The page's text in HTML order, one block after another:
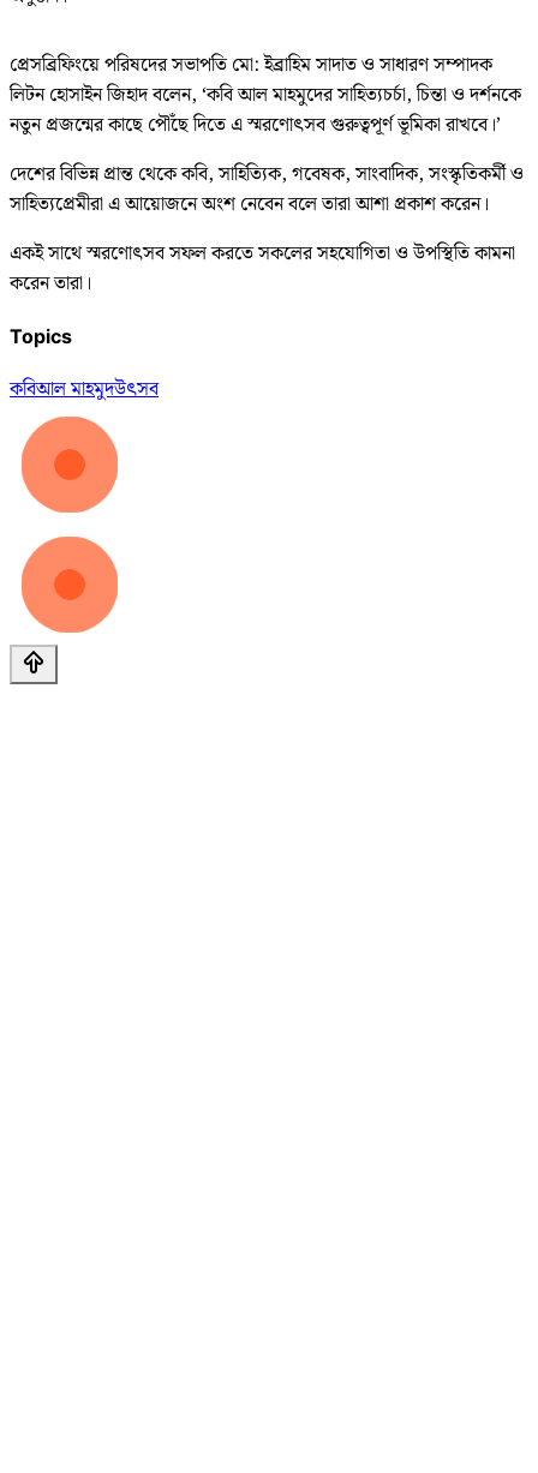
প্রেসব্রিফিংয়ে পরিষদের সভাপতি মো: ইব্রাহিম সাদাত ও সাধারণ সম্পাদক
লিটন হোসাইন জিহাদ বলেন, ‘কবি আল মাহমুদের সাহিত্যচর্চা, চিন্তা ও দর্শনকে
নতুন প্রজন্মের কাছে পৌঁছে দিতে এ স্মরণোৎসব গুরুত্বপূর্ণ ভূমিকা রাখবে।’
দেশের বিভিন্ন প্রান্ত থেকে কবি, সাহিত্যিক, গবেষক, সাংবাদিক, সংস্কৃতিকর্মী ও
সাহিত্যপ্রেমীরা এ আয়োজনে অংশ নেবেন বলে তারা আশা প্রকাশ করেন।
একই সাথে স্মরণোৎসব সফল করতে সকলের সহযোগিতা ও উপস্থিতি কামনা
করেন তারা।
Topics
কবিআল মাহমুদউৎসব